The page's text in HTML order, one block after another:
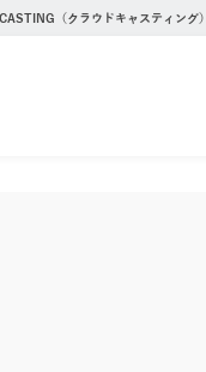
（クラウドキャスティング）